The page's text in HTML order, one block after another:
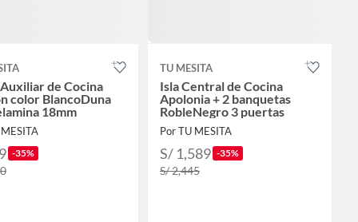
de Cocina
color BlancoDuna
18mm
-35%
TU MESITA
Isla Central de Cocina
Apolonia + 2 banquetas
RobleNegro 3 puertas
Por TU MESITA
S/ 1,589 -35%
S/ 2,445